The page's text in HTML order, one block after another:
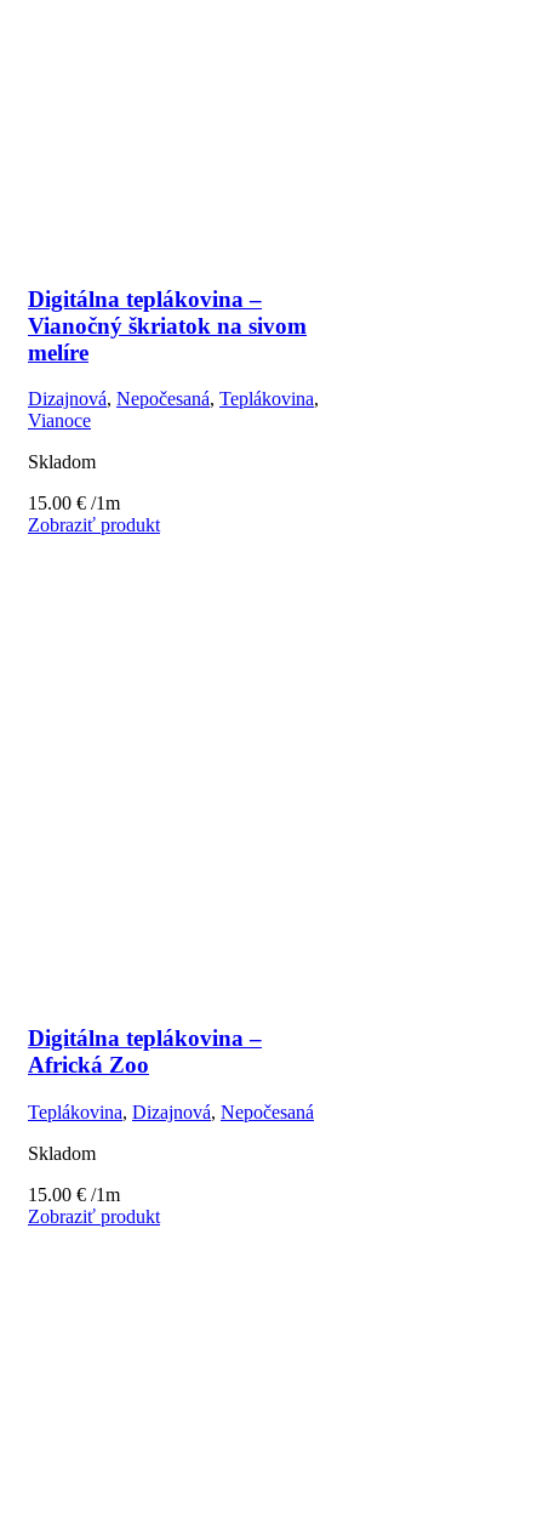
Digitálna teplákovina –
Vianočný škriatok na sivom
melíre
Dizajnová, Nepočesaná, Teplákovina,
Vianoce
Skladom
15.00 € /1m
Zobraziť produkt
Digitálna teplákovina –
Africká Zoo
Teplákovina, Dizajnová, Nepočesaná
Skladom
15.00 € /1m
Zobraziť produkt